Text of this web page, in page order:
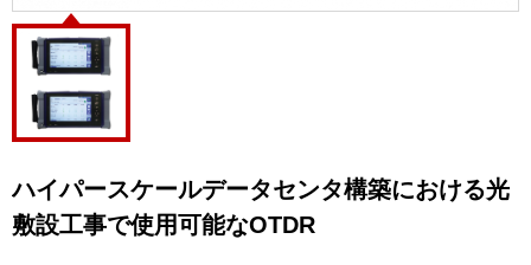
ハイパースケールデータセンタ構築における光
敷設工事で使用可能なOTDR